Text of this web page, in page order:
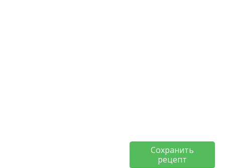
Сохранить
рецепт